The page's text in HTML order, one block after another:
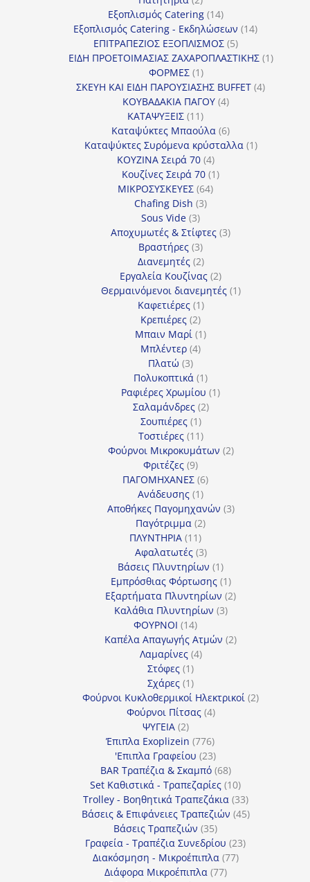
προϊόντα
Εξοπλισμός Catering 1414
προϊόντα
Εξοπλισμός Catering - Εκδηλώσεων 1414
ΕΠΙΤΡΑΠΕΖΙΟΣ ΕΞΟΠΛΙΣΜΟΣ 55
προϊόντα
ΕΙΔΗ ΠΡΟΕΤΟΙΜΑΣΙΑΣ ΖΑΧΑΡΟΠΛΑΣΤΙΚΗΣ 11
ΦΟΡΜΕΣ 11
προϊόν
ΣΚΕΥΗ ΚΑΙ ΕΙΔΗ ΠΑΡΟΥΣΙΑΣΗΣ BUFFET 44
ΚΟΥΒΑΔΑΚΙΑ ΠΑΓΟΥ 44
ΚΑΤΑΨΥΞΕΙΣ 1111
προϊόντα
Καταψύκτες Μπαούλα 66
προϊόντα
Καταψύκτες Συρόμενα κρύσταλλα 11
ΚΟΥΖΙΝΑ Σειρά 70 44
προϊόντα
Κουζίνες Σειρά 70 11
ΜΙΚΡΟΣΥΣΚΕΥΕΣ 6464
Chafing Dish 33
Sous Vide 33
προϊόντα
Αποχυμωτές & Στίφτες 33
Βραστήρες 33
προϊόντα
Διανεμητές 22
προϊόντα
Εργαλεία Κουζίνας 22
προϊόντα
Θερμαινόμενοι διανεμητές 11
Καφετιέρες 11
προϊόν
Κρεπιέρες 22
προϊόντα
Μπαιν Μαρί 11
Μπλέντερ 44
Πλατώ 33
προϊόντα
Πολυκοπτικά 11
προϊόν
Ραφιέρες Χρωμίου 11
Σαλαμάνδρες 22
Σουπιέρες 11
προϊόν
Τοστιέρες 1111
προϊόντα
Φούρνοι Μικροκυμάτων 22
Φριτέζες 99
προϊόντα
ΠΑΓΟΜΗΧΑΝΕΣ 66
Ανάδευσης 11
προϊόν
Αποθήκες Παγομηχανών 33
Παγότριμμα 22
ΠΛΥΝΤΗΡΙΑ 1111
προϊόντα
Αφαλατωτές 33
προϊόντα
Βάσεις Πλυντηρίων 11
προϊόν
Εμπρόσθιας Φόρτωσης 11
προϊόν
Εξαρτήματα Πλυντηρίων 22
Καλάθια Πλυντηρίων 33
ΦΟΥΡΝΟΙ 1414
προϊόντα
Καπέλα Απαγωγής Ατμών 22
Λαμαρίνες 44
Στόφες 11
προϊόν
Σχάρες 11
προϊόν
Φούρνοι Κυκλοθερμικοί Ηλεκτρικοί 22
Φούρνοι Πίτσας 44
ΨΥΓΕΙΑ 22
προϊόντα
Έπιπλα Exoplizein 776776
προϊόντα
'Επιπλα Γραφείου 2323
προϊόντα
BAR Τραπέζια & Σκαμπό 6868
προϊόντα
Set Καθιστικά - Τραπεζαρίες 1010
προϊόντα
Trolley - Βοηθητικά Τραπεζάκια 3333
προϊόντα
Βάσεις & Επιφάνειες Τραπεζιών 4545
Βάσεις Τραπεζιών 3535
προϊόντα
Γραφεία - Τραπέζια Συνεδρίου 2323
Διακόσμηση - Μικροέπιπλα 7777
Διάφορα Μικροέπιπλα 7777